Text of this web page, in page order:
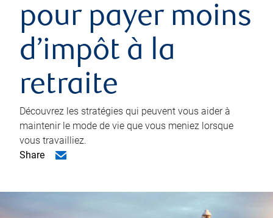
pour payer moins
d’impôt à la
retraite
Découvrez les stratégies qui peuvent vous aider à
maintenir le mode de vie que vous meniez lorsque
vous travailliez.
Share